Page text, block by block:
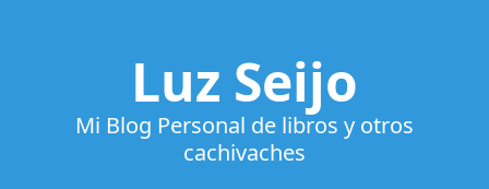
Luz Seijo
Mi Blog Personal de libros y otros
cachivaches